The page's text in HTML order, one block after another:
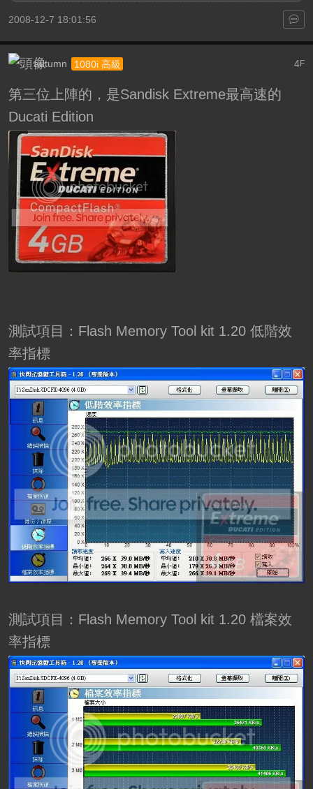
2008-12-7 18:01:56
4F
autumn 1080i 高級
第三位上陣的，是Sandisk Extreme最高速的
Ducati Edition
測試項目：Flash Memory Tool kit 1.20 低階效
率指標
測試項目：Flash Memory Tool kit 1.20 檔案效
率指標